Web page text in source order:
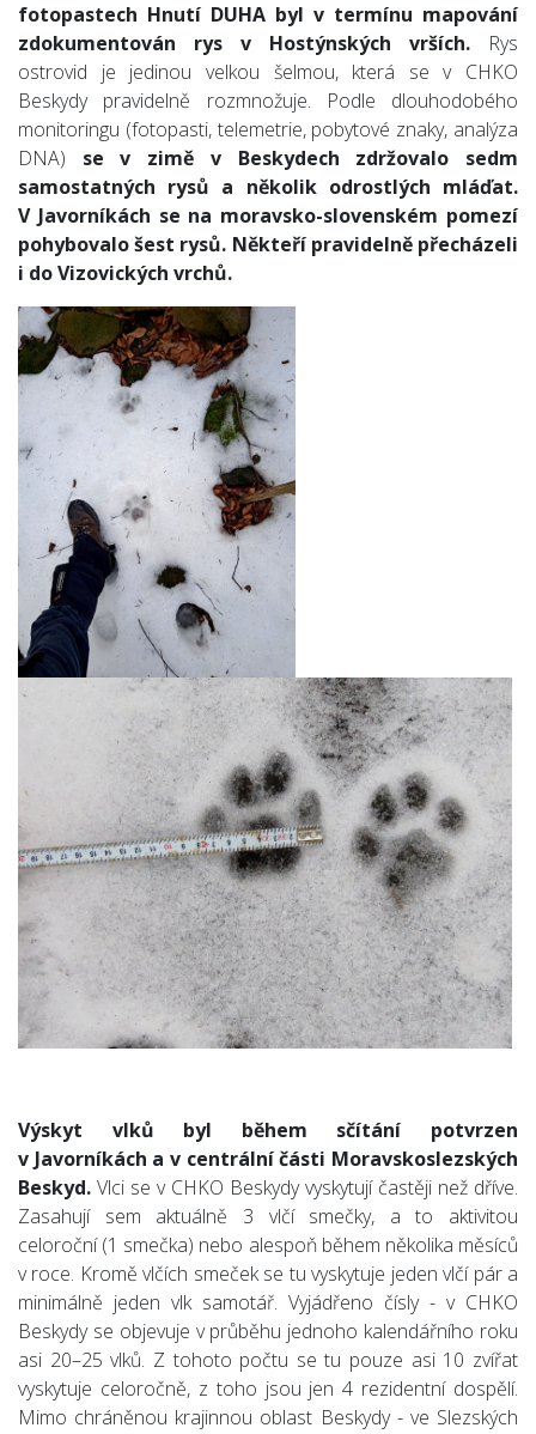
fotopastech Hnutí DUHA byl v termínu mapování
zdokumentován rys v Hostýnských vrších. Rys
ostrovid je jedinou velkou šelmou, která se v CHKO
Beskydy pravidelně rozmnožuje. Podle dlouhodobého
monitoringu (fotopasti, telemetrie, pobytové znaky, analýza
DNA) se v zimě v Beskydech zdržovalo sedm
samostatných rysů a několik odrostlých mláďat.
V Javorníkách se na moravsko-slovenském pomezí
pohybovalo šest rysů. Někteří pravidelně přecházeli
i do Vizovických vrchů.
Výskyt vlků byl během sčítání potvrzen
v Javorníkách a v centrální části Moravskoslezských
Beskyd. Vlci se v CHKO Beskydy vyskytují častěji než dříve.
Zasahují sem aktuálně 3 vlčí smečky, a to aktivitou
celoroční (1 smečka) nebo alespoň během několika měsíců
v roce. Kromě vlčích smeček se tu vyskytuje jeden vlčí pár a
minimálně jeden vlk samotář. Vyjádřeno čísly - v CHKO
Beskydy se objevuje v průběhu jednoho kalendářního roku
asi 20–25 vlků. Z tohoto počtu se tu pouze asi 10 zvířat
vyskytuje celoročně, z toho jsou jen 4 rezidentní dospělí.
Mimo chráněnou krajinnou oblast Beskydy - ve Slezských